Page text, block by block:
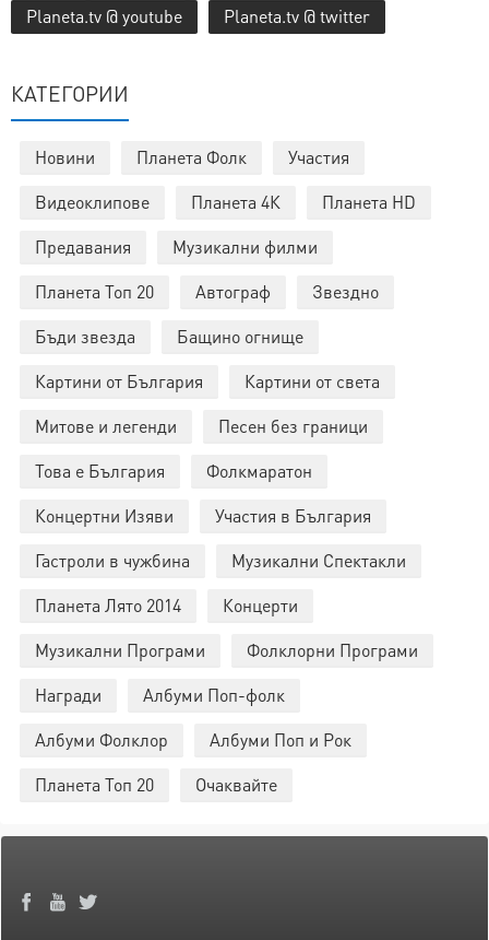
Planeta.tv @ youtube Planeta.tv @ twitter
КАТЕГОРИИ
Новини Планета Фолк
Участия
Видеоклипове
Планета 4К
Планета HD
Предавания
Музикални филми
Планета Топ 20
Автограф
Звездно
Бъди звезда
Бащино огнище
Картини от България
Картини от света
Митове и легенди
Песен без граници
Това е България
Фолкмаратон
Концертни Изяви
Участия в България
Гастроли в чужбина
Музикални Спектакли
Планета Лято 2014
Концерти
Музикални Програми
Фолклорни Програми
Награди
Албуми Поп-фолк
Албуми Фолклор
Албуми Поп и Рок
Планета Топ 20
Очаквайте